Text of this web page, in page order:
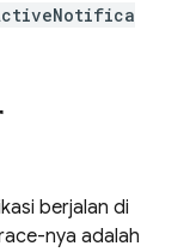
berjalan di
nya adalah